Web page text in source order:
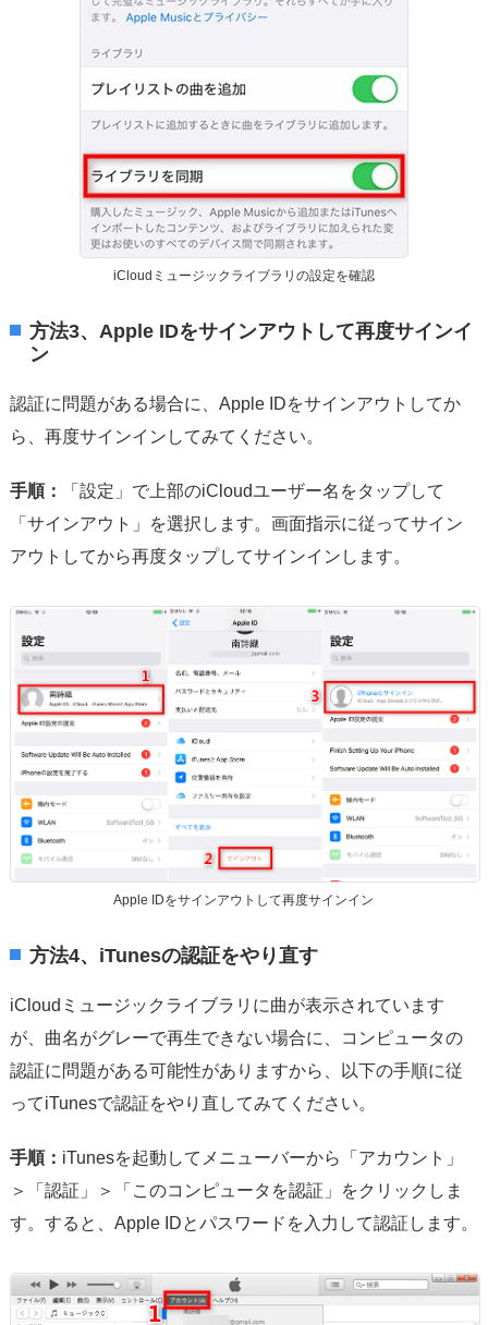
iCloudミュージックライブラリの設定を確認
方法3、Apple IDをサインアウトして再度サインイ
ン
認証に問題がある場合に、Apple IDをサインアウトしてか
ら、再度サインインしてみてください。
手順：
「設定」で上部のiCloudユーザー名をタップして
「サインアウト」を選択します。画面指示に従ってサイン
アウトしてから再度タップしてサインインします。
Apple IDをサインアウトして再度サインイン
方法4、iTunesの認証をやり直す
iCloudミュージックライブラリに曲が表示されています
が、曲名がグレーで再生できない場合に、コンピュータの
認証に問題がある可能性がありますから、以下の手順に従
ってiTunesで認証をやり直してみてください。
手順： iTunesを起動してメニューバーから「アカウント」
＞「認証」＞「このコンピュータを認証」をクリックしま
す。すると、Apple IDとパスワードを入力して認証します。